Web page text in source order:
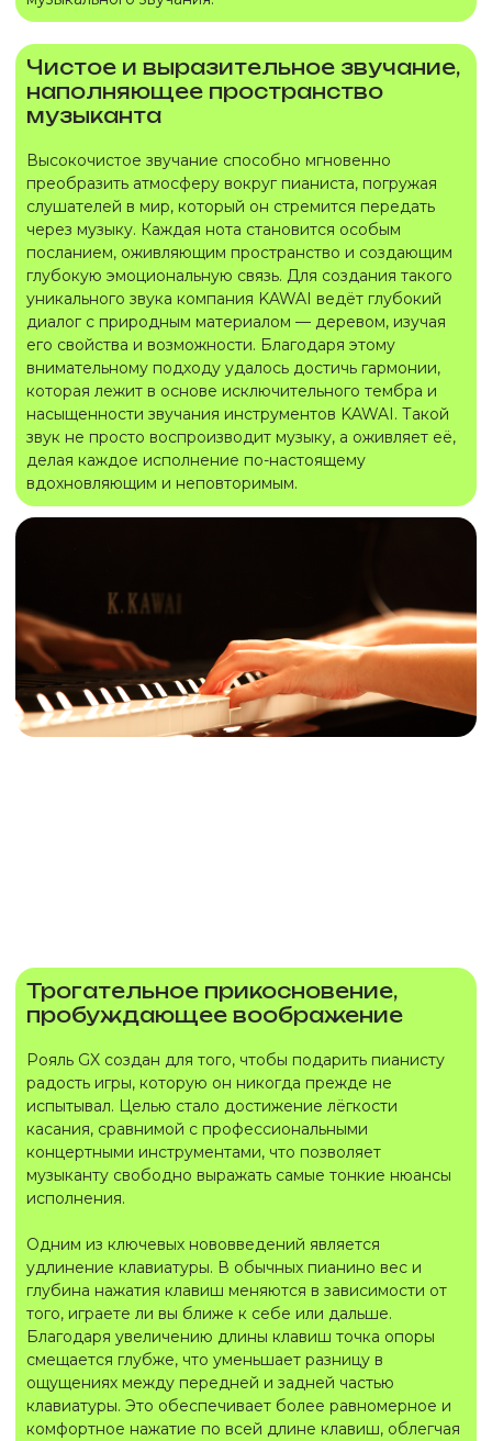
Чистое и выразительное звучание,
наполняющее пространство
музыканта
Высокочистое звучание способно мгновенно
преобразить атмосферу вокруг пианиста, погружая
слушателей в мир, который он стремится передать
через музыку. Каждая нота становится особым
посланием, оживляющим пространство и создающим
глубокую эмоциональную связь. Для создания такого
уникального звука компания KAWAI ведёт глубокий
диалог с природным материалом — деревом, изучая
его свойства и возможности. Благодаря этому
внимательному подходу удалось достичь гармонии,
которая лежит в основе исключительного тембра и
насыщенности звучания инструментов KAWAI. Такой
звук не просто воспроизводит музыку, а оживляет её,
делая каждое исполнение по-настоящему
вдохновляющим и неповторимым.
Трогательное прикосновение,
пробуждающее воображение
Рояль GX создан для того, чтобы подарить пианисту
радость игры, которую он никогда прежде не
испытывал. Целью стало достижение лёгкости
касания, сравнимой с профессиональными
концертными инструментами, что позволяет
музыканту свободно выражать самые тонкие нюансы
исполнения.
Одним из ключевых нововведений является
удлинение клавиатуры. В обычных пианино вес и
глубина нажатия клавиш меняются в зависимости от
того, играете ли вы ближе к себе или дальше.
Благодаря увеличению длины клавиш точка опоры
смещается глубже, что уменьшает разницу в
ощущениях между передней и задней частью
клавиатуры. Это обеспечивает более равномерное и
комфортное нажатие по всей длине клавиш, облегчая